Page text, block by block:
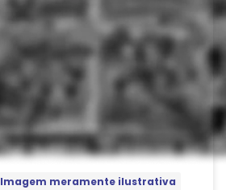
Imagem meramente ilustrativa